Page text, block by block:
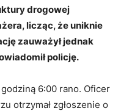
drogowej
licząc, że uniknie
zauważył jednak
policję.
6:00 rano. Oficer
otrzymał zgłoszenie o